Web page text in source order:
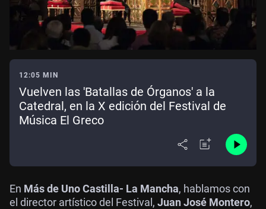
12:05 MIN
Vuelven las 'Batallas de Órganos' a la
Catedral, en la X edición del Festival de
Música El Greco
En Más de Uno Castilla- La Mancha, hablamos con
el director artístico del Festival, Juan José Montero,